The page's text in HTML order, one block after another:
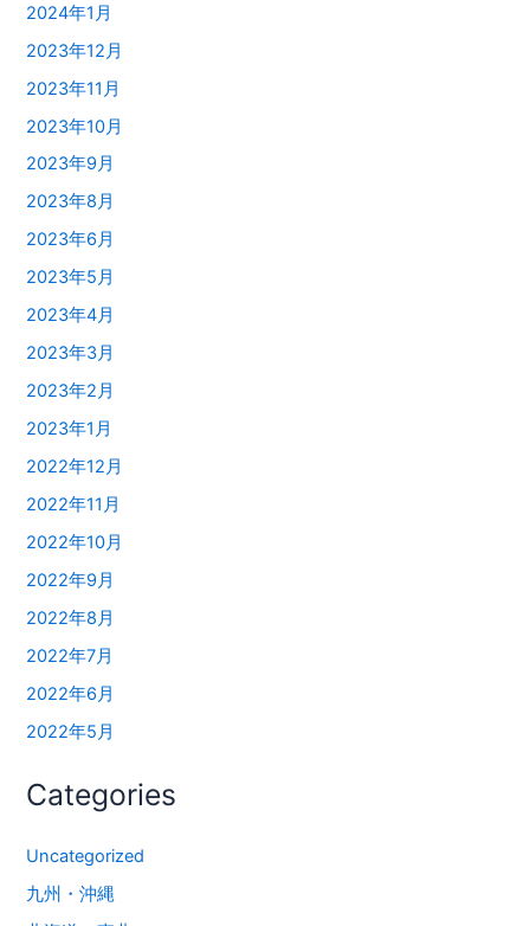
2024年1月
2023年12月
2023年11月
2023年10月
2023年9月
2023年8月
2023年6月
2023年5月
2023年4月
2023年3月
2023年2月
2023年1月
2022年12月
2022年11月
2022年10月
2022年9月
2022年8月
2022年7月
2022年6月
2022年5月
Categories
Uncategorized
九州・沖縄